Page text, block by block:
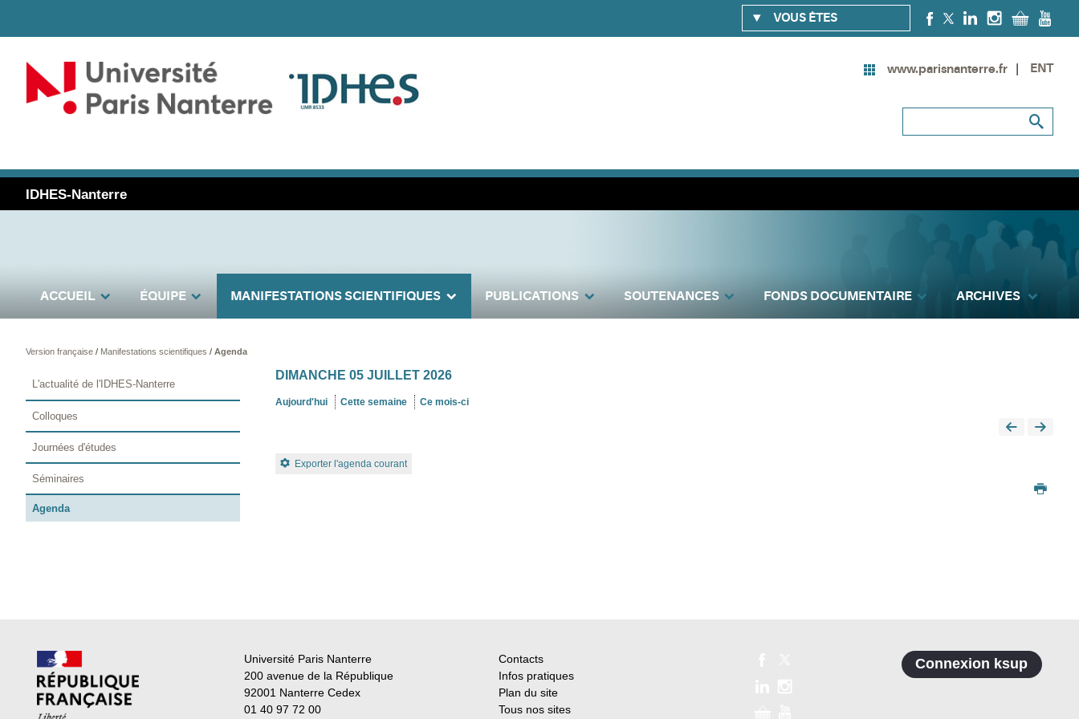
VOUS ÊTES
www.parisnanterre.fr ENT
IDHES-Nanterre
ACCUEIL ÉQUIPE MANIFESTATIONS SCIENTIFIQUES PUBLICATIONS SOUTENANCES FONDS DOCUMENTAIRE ARCHIVES
Version française/ Manifestations scientifiques/ Agenda
DIMANCHE 05 JUILLET 2026
Aujourd'hui Cette semaine Ce mois-ci
Exporter l'agenda courant
L'actualité de l'IDHES-Nanterre
Colloques
Journées d'études
Séminaires
Agenda
Université Paris Nanterre
200 avenue de la République
92001 Nanterre Cedex
01 40 97 72 00
Contacts
Infos pratiques
Plan du site
Tous nos sites
Connexion ksup